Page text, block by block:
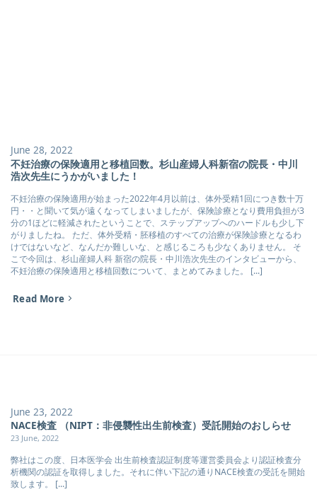
June 28, 2022
不妊治療の保険適用と移植回数。杉山産婦人科新宿の院長・中川
浩次先生にうかがいました！
不妊治療の保険適用が始まった2022年4月以前は、体外受精1回につき数十万
円・・と聞いて気が遠くなってしまいましたが、保険診療となり費用負担が3
分の1ほどに軽減されたということで、ステップアップへのハードルも少し下
がりましたね。 ただ、体外受精・胚移植のすべての治療が保険診療となるわ
けではないなど、なんだか難しいな、と感じるころも少なくありません。 そ
こで今回は、杉山産婦人科 新宿の院長・中川浩次先生のインタビューから、
不妊治療の保険適用と移植回数について、まとめてみました。 [...]
Read More
June 23, 2022
NACE検査 （NIPT：非侵襲性出生前検査）受託開始のおしらせ
23 June, 2022
弊社はこの度、日本医学会 出生前検査認証制度等運営委員会より認証検査分
析機関の認証を取得しました。それに伴い下記の通りNACE検査の受託を開始
致します。 [...]